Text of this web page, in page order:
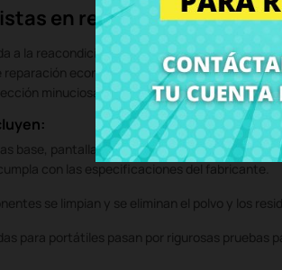
en repuestos para
a la reacondicionamiento y venta de piezas
económicas. Nuestro proceso
minuciosa de cada componente para
base, pantallas, teclados o ventiladores, es
con las especificaciones del fabricante.
se limpian y se eliminan el polvo y los
para portátiles pasan por rigurosas